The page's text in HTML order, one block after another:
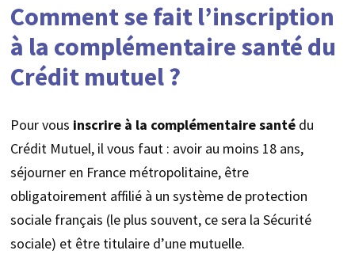
Comment se fait l’inscription
à la complémentaire santé du
Crédit mutuel ?
Pour vous inscrire à la complémentaire santédu
Crédit Mutuel, il vous faut : avoir au moins 18 ans,
séjourner en France métropolitaine, être
obligatoirement affilié à un système de protection
sociale français (le plus souvent, ce sera la Sécurité
sociale) et être titulaire d’une mutuelle.